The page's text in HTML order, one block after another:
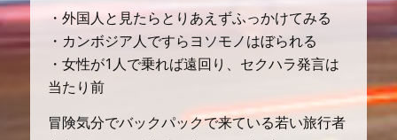
・外国人と見たらとりあえずふっかけてみる
・カンボジア人ですらヨソモノはぼられる
・女性が1人で乗れば遠回り、セクハラ発言は
当たり前
冒険気分でバックパックで来ている若い旅行者